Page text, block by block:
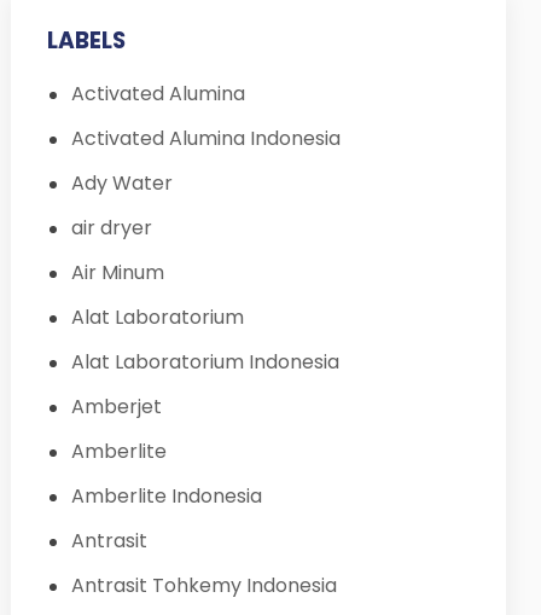
LABELS
Activated Alumina
Activated Alumina Indonesia
Ady Water
air dryer
Air Minum
Alat Laboratorium
Alat Laboratorium Indonesia
Amberjet
Amberlite
Amberlite Indonesia
Antrasit
Antrasit Tohkemy Indonesia